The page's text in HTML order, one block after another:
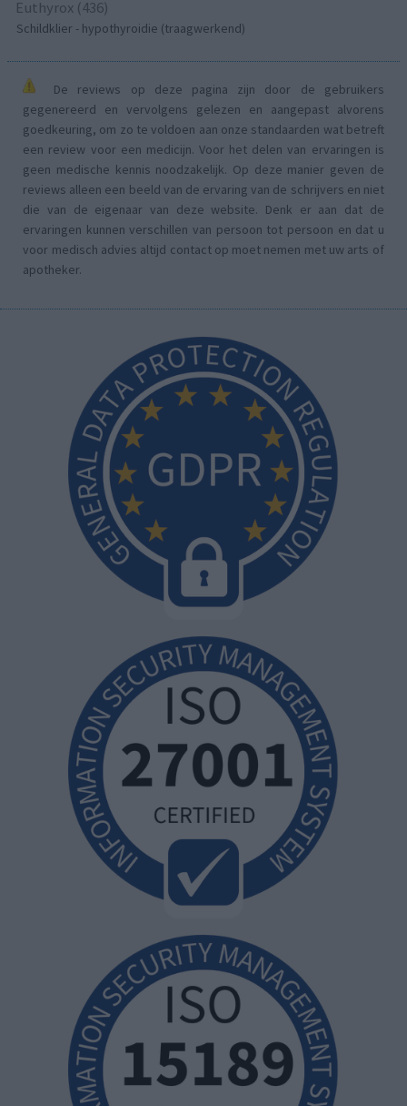
Euthyrox (436)
Schildklier - hypothyroidie (traagwerkend)
De reviews op deze pagina zijn door de gebruikers
gegenereerd en vervolgens gelezen en aangepast alvorens
goedkeuring, om zo te voldoen aan onze standaarden wat betreft
een review voor een medicijn. Voor het delen van ervaringen is
geen medische kennis noodzakelijk. Op deze manier geven de
reviews alleen een beeld van de ervaring van de schrijvers en niet
die van de eigenaar van deze website. Denk er aan dat de
ervaringen kunnen verschillen van persoon tot persoon en dat u
voor medisch advies altijd contact op moet nemen met uw arts of
apotheker.